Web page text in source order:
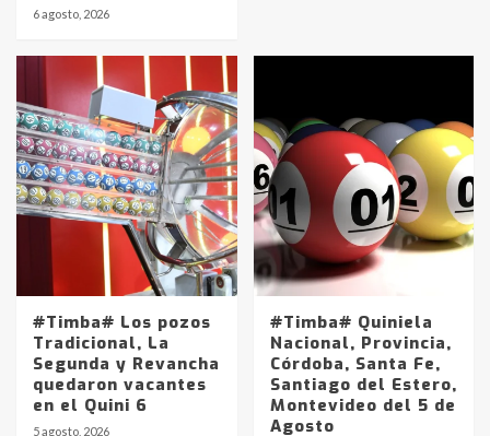
6 agosto, 2026
#Timba# Los pozos
Tradicional, La
Segunda y Revancha
quedaron vacantes
en el Quini 6
5 agosto, 2026
#Timba# Quiniela
Nacional, Provincia,
Córdoba, Santa Fe,
Santiago del Estero,
Montevideo del 5 de
Agosto